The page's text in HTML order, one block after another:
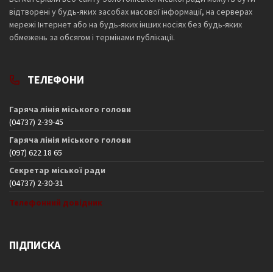
відтворені у будь-яких засобах масової інформації, на серверах
мережі Інтернет або на будь-яких інших носіях без будь-яких
обмежень за обсягом і термінами публікації.
ТЕЛЕФОНИ
Гаряча лінія міського голови
(04737) 2-39-45
Гаряча лінія міського голови
(097) 622 18 65
Секретар міської ради
(04737) 2-30-31
Телефонний довідник
ПІДПИСКА